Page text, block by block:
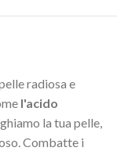
radiosa e
l'acido
la tua pelle,
Combatte i